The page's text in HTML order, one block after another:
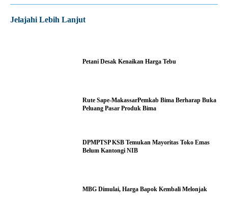
Jelajahi Lebih Lanjut
Petani Desak Kenaikan Harga Tebu
Rute Sape-MakassarPemkab Bima Berharap Buka
Peluang Pasar Produk Bima
DPMPTSP KSB Temukan Mayoritas Toko Emas
Belum Kantongi NIB
MBG Dimulai, Harga Bapok Kembali Melonjak